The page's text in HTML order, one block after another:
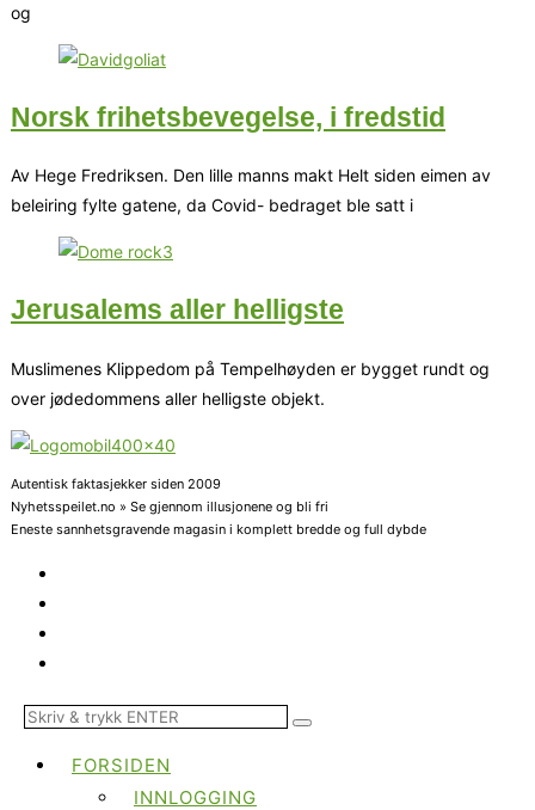
og
Norsk frihetsbevegelse, i fredstid
Av Hege Fredriksen. Den lille manns makt Helt siden eimen av
beleiring fylte gatene, da Covid- bedraget ble satt i
Jerusalems aller helligste
Muslimenes Klippedom på Tempelhøyden er bygget rundt og
over jødedommens aller helligste objekt.
Autentisk faktasjekker siden 2009
Nyhetsspeilet.no » Se gjennom illusjonene og bli fri
Eneste sannhetsgravende magasin i komplett bredde og full dybde
FORSIDEN
INNLOGGING